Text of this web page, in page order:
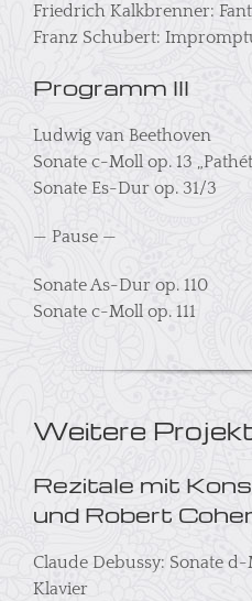
Friedrich Kalkbrenner:
Franz Schubert:
Programm III
Ludwig van Beethoven
Sonate c-Moll op. 13
Sonate Es-Dur op. 31/3
— Pause —
Sonate As-Dur op. 110
Sonate c-Moll op. 111
Weitere
Rezitale mit
und Robert
Claude Debussy: Sonate
Klavier